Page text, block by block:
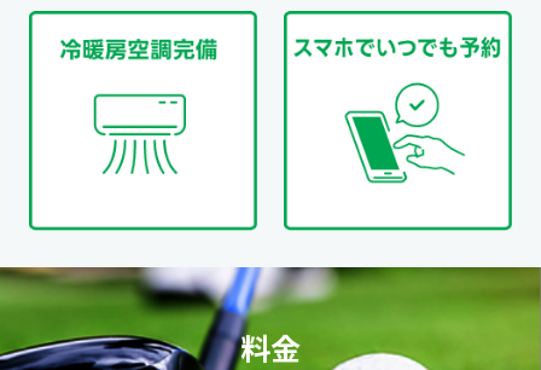
料金